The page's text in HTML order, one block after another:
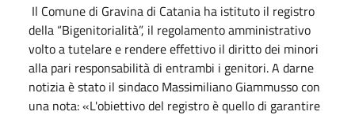
Il Comune di Gravina di Catania ha istituto il registro
della “Bigenitorialità”, il regolamento amministrativo
volto a tutelare e rendere effettivo il diritto dei minori
alla pari responsabilità di entrambi i genitori. A darne
notizia è stato il sindaco Massimiliano Giammusso con
una nota: «L'obiettivo del registro è quello di garantire